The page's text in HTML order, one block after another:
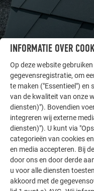
LAAT U INSPIREREN
ANDERE OBJECTEN
De PREFA
aluminium kan
indrukwekkende
gevel.
MEER REFERENTIES
INFORMATIE OVER
Op deze website
gegevensregistratie, om
te maken ("Essentieel") en
van de kwaliteit van onze
diensten)"). Bovendien
integreren wij externe
diensten)"). U kunt via
categorieën van cookies
en media accepteren. Bij
door ons en door derde
u voor alle diensten
akkoord met de